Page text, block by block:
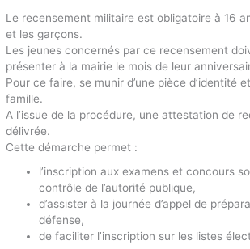
Le recensement militaire est obligatoire à 16
et les garçons.
Les jeunes concernés par ce recensement
présenter à la mairie le mois de leur
Pour ce faire, se munir d’une pièce d’identité
famille.
A l’issue de la procédure, une attestation de
délivrée.
Cette démarche permet :
l’inscription aux examens et concours
contrôle de l’autorité publique,
d’assister à la journée d’appel de
défense,
de faciliter l’inscription sur les listes